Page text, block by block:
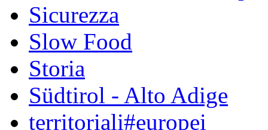
Sicurezza
Slow Food
Storia
Südtirol - Alto Adige
territoriali#europei